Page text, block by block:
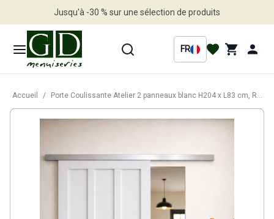
Jusqu'à -30 % sur une sélection de produits
FR
Accueil / Porte Coulissante Atelier 2 panneaux blanc H204 x L83 cm, Rail Alu, Coquilles